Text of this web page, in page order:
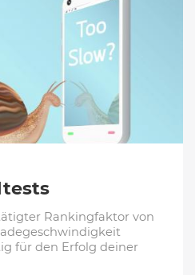
Rankingfaktor von
für den Erfolg deiner